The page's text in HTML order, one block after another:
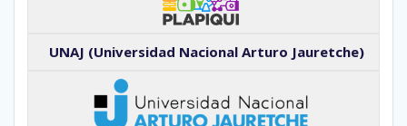
UNAJ (Universidad Nacional Arturo Jauretche)